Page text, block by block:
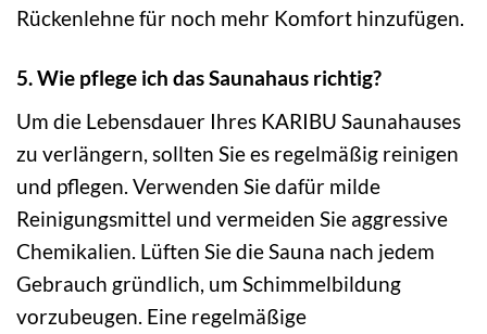
Rückenlehne für noch mehr Komfort hinzufügen.
5. Wie pflege ich das Saunahaus richtig?
Um die Lebensdauer Ihres KARIBU Saunahauses
zu verlängern, sollten Sie es regelmäßig reinigen
und pflegen. Verwenden Sie dafür milde
Reinigungsmittel und vermeiden Sie aggressive
Chemikalien. Lüften Sie die Sauna nach jedem
Gebrauch gründlich, um Schimmelbildung
vorzubeugen. Eine regelmäßige